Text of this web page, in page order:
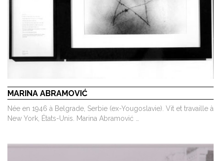
MARINA ABRAMOVIĆ
Née en 1946 à Belgrade, Serbie (ex-Yougoslavie). Vit et travaille à
New York, États-Unis. Marina Abramović …